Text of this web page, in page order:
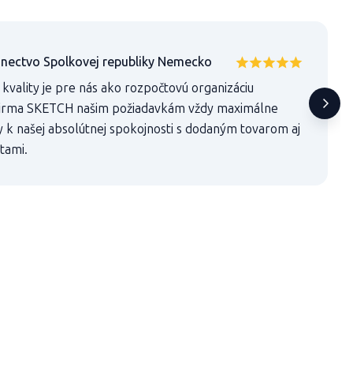
Spolkovej republiky Nemecko
je pre nás ako rozpočtovú organizáciu
SKETCH našim požiadavkám vždy maximálne
k našej absolútnej spokojnosti s dodaným tovarom aj